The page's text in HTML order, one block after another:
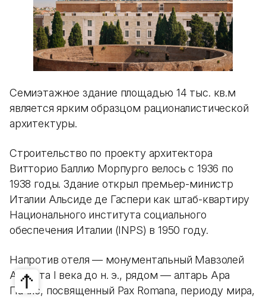
Семиэтажное здание площадью 14 тыс. кв.м
является ярким образцом рационалистической
архитектуры.
Строительство по проекту архитектора
Витторио Баллио Морпурго велось с 1936 по
1938 годы. Здание открыл премьер-министр
Италии Альсиде де Гаспери как штаб-квартиру
Национального института социального
обеспечения Италии (INPS) в 1950 году.
Напротив отеля — монументальный Мавзолей
Августа I века до н. э., рядом — алтарь Ара
Пачис, посвященный Pax Romana, периоду мира,